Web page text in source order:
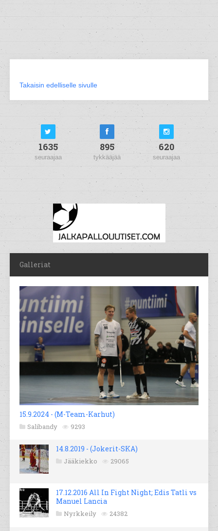
Takaisin edelliselle sivulle
1635
seuraajaa
895
tykkääjää
620
seuraajaa
Galleriat
15.9.2024 - (M-Team-Karhut)
Salibandy 9293
14.8.2019 - (Jokerit-SKA)
Jääkiekko 29065
17.12.2016 All In Fight Night; Edis Tatli vs
Manuel Lancia
Nyrkkeily 24382